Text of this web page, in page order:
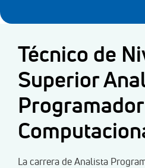
Técnico de
Superior
Programador
La carrera de Analista